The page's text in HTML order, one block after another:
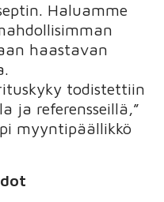
Haluamme
haastavan
todistettiin
ja referensseillä,”
myyntipäällikkö